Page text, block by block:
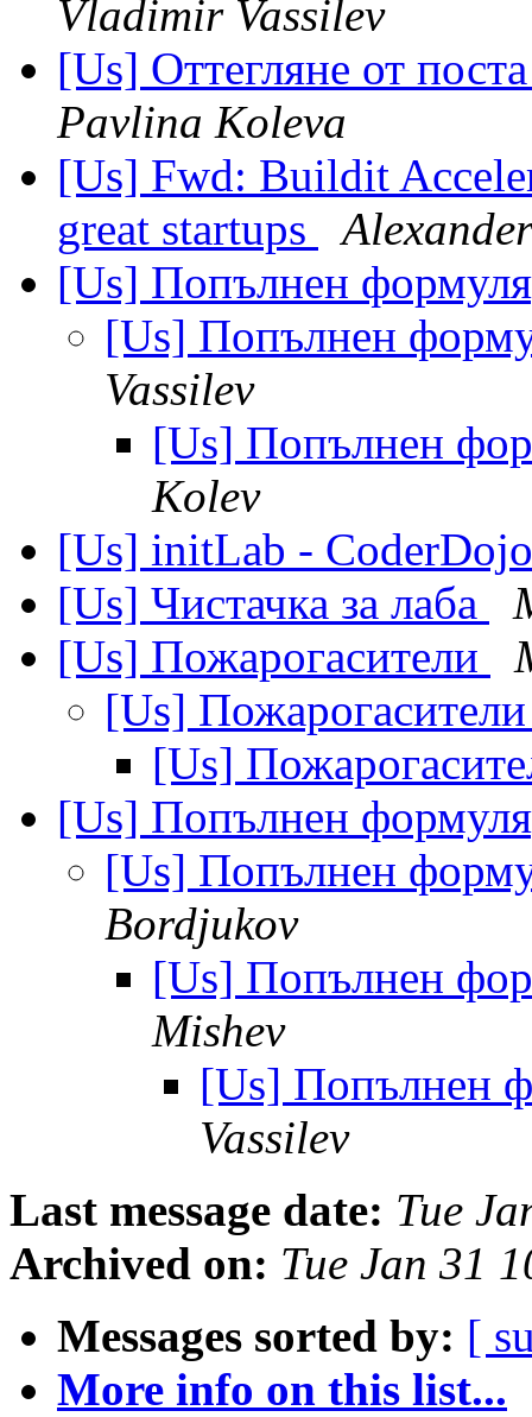
Vladimir Vassilev
[Us] Оттегляне от
Pavlina Koleva
[Us] Fwd: Buildit
great startups
[Us] Попълнен
[Us] Попълнен
Vassilev
[Us] Попълнен
Kolev
[Us] initLab -
[Us] Чистачка за лаба
[Us] Пожарогасители
[Us]
[Us]
[Us] Попълнен
[Us] Попълнен
Bordjukov
[Us] Попълнен
Mishev
[Us] Попълнен
Vassilev
Last message date: Tue
Archived on: Tue Jan 31
Messages sorted by: [
More info on this list...